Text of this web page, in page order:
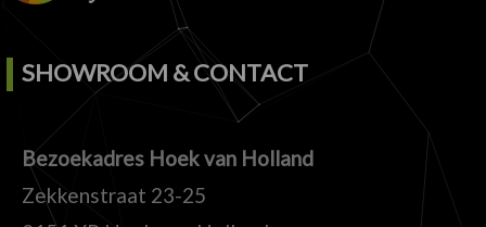
SHOWROOM & CONTACT
Bezoekadres Hoek van Holland
Zekkenstraat 23-25